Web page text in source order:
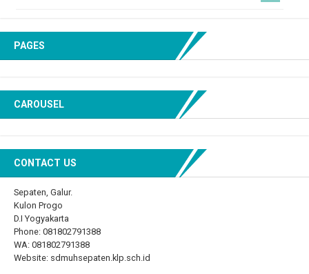
PAGES
CAROUSEL
CONTACT US
Sepaten, Galur.
Kulon Progo
D.I Yogyakarta
Phone: 081802791388
WA: 081802791388
Website: sdmuhsepaten.klp.sch.id